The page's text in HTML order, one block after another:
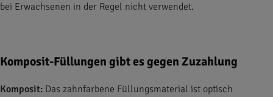
bei Erwachsenen in der Regel nicht verwendet.
Komposit-Füllungen gibt es gegen Zuzahlung
Komposit: Das zahnfarbene Füllungsmaterial ist optisch